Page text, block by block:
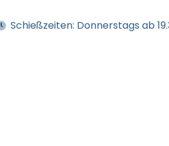
Schießzeiten: Donnerstags ab